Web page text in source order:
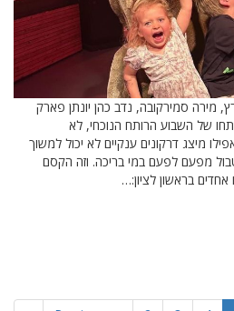
מירה סמירקובה, נדב כהן יונתן פארק
של השבוע הרותח הנוכחי, לא
מיצג דרקונים ענקיים לא יכול למשוך
מפעם לפעם במי בריכה. וזה הקסם
בראשון לציון:…